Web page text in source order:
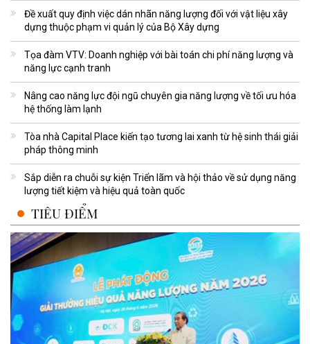
Đề xuất quy định việc dán nhãn năng lượng đối với vật liệu xây
dựng thuộc phạm vi quản lý của Bộ Xây dựng
Tọa đàm VTV: Doanh nghiệp với bài toán chi phí năng lượng và
năng lực cạnh tranh
Nâng cao năng lực đội ngũ chuyên gia năng lượng về tối ưu hóa
hệ thống làm lạnh
Tòa nhà Capital Place kiến tạo tương lai xanh từ hệ sinh thái giải
pháp thông minh
Sắp diễn ra chuỗi sự kiện Triển lãm và hội thảo về sử dụng năng
lượng tiết kiệm và hiệu quả toàn quốc
TIÊU ĐIỂM